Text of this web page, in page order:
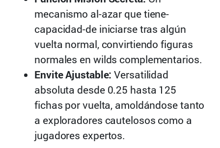
mecanismo al-azar que tiene-
capacidad-de iniciarse tras algún
vuelta normal, convirtiendo figuras
normales en wilds complementarios.
Envite Ajustable: Versatilidad
absoluta desde 0.25 hasta 125
fichas por vuelta, amoldándose tanto
a exploradores cautelosos como a
jugadores expertos.